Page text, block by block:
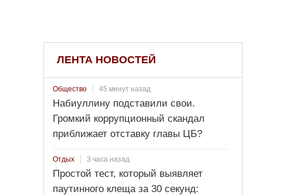
ЛЕНТА НОВОСТЕЙ
Общество 45 минут назад
Набиуллину подставили свои.
Громкий коррупционный скандал
приближает отставку главы ЦБ?
Отдых 3 часа назад
Простой тест, который выявляет
паутинного клеща за 30 секунд: